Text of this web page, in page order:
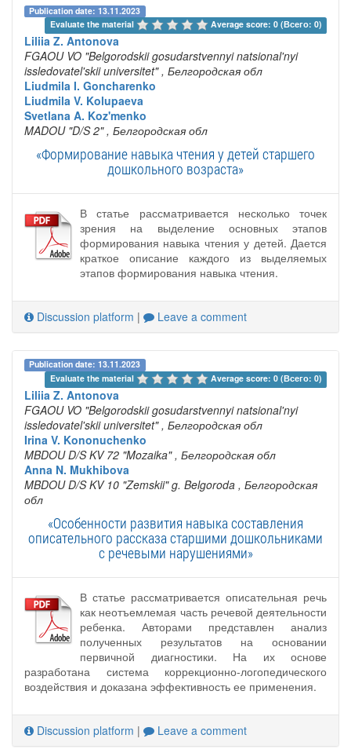
Publication date: 13.11.2023
Evaluate the material
Average score: 0 (Всего: 0)
Liliia Z. Antonova
FGAOU VO "Belgorodskii gosudarstvennyi natsional'nyi
issledovatel'skii universitet" , Белгородская обл
Liudmila I. Goncharenko
Liudmila V. Kolupaeva
Svetlana A. Koz'menko
MADOU "D/S 2" , Белгородская обл
«Формирование навыка чтения у детей старшего
дошкольного возраста»
В статье рассматривается несколько точек
зрения на выделение основных этапов
формирования навыка чтения у детей. Дается
краткое описание каждого из выделяемых
этапов формирования навыка чтения.
Discussion platform | Leave a comment
Publication date: 13.11.2023
Evaluate the material
Average score: 0 (Всего: 0)
Liliia Z. Antonova
FGAOU VO "Belgorodskii gosudarstvennyi natsional'nyi
issledovatel'skii universitet" , Белгородская обл
Irina V. Kononuchenko
MBDOU D/S KV 72 "Mozaika" , Белгородская обл
Anna N. Mukhibova
MBDOU D/S KV 10 "Zemskii" g. Belgoroda , Белгородская
обл
«Особенности развития навыка составления
описательного рассказа старшими дошкольниками
с речевыми нарушениями»
В статье рассматривается описательная речь
как неотъемлемая часть речевой деятельности
ребенка. Авторами представлен анализ
полученных результатов на основании
первичной диагностики. На их основе
разработана система коррекционно-логопедического
воздействия и доказана эффективность ее применения.
Discussion platform | Leave a comment